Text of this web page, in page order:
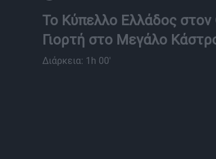
Το Κύπελλο Ελλάδος
Γιορτή στο Μεγάλο
Διάρκεια: 1h 00'